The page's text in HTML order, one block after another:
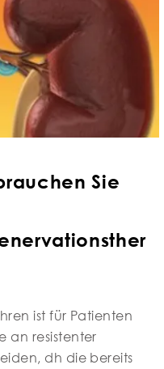
Sie
ist für Patienten
an resistenter
dh die bereits